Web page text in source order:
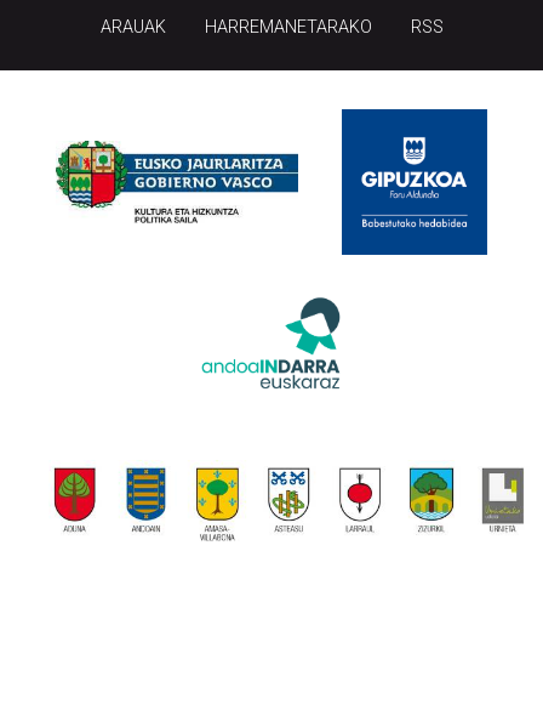
ARAUAK HARREMANETARAKO RSS